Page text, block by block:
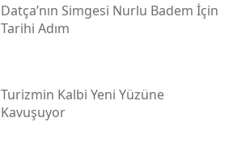
Datça’nın Simgesi Nurlu Badem İçin
Tarihi Adım
Turizmin Kalbi Yeni Yüzüne
Kavuşuyor